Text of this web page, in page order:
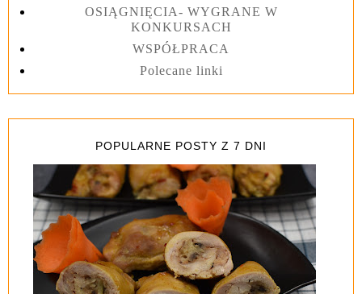
OSIĄGNIĘCIA- WYGRANE W
KONKURSACH
WSPÓŁPRACA
Polecane linki
POPULARNE POSTY Z 7 DNI